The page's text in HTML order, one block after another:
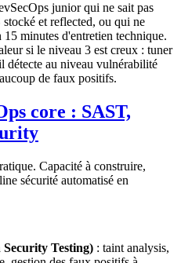
junior qui ne sait pas
et reflected, ou qui ne
minutes d'entretien technique.
si le niveau 3 est creux : tuner
détecte au niveau vulnérabilité
de faux positifs.
core : SAST,
Capacité à construire,
sécurité automatisé en
Testing) : taint analysis,